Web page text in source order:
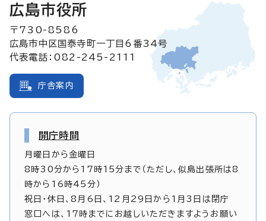
広島市役所
〒730-8586
広島市中区国泰寺町一丁目6番34号
代表電話：082-245-2111
庁舎案内
開庁時間
月曜日から金曜日
8時30分から17時15分まで（ただし、似島出張所は8
時から16時45分）
祝日・休日、8月6日、12月29日から1月3日は閉庁
窓口へは、17時までにお越しいただきますようお願い